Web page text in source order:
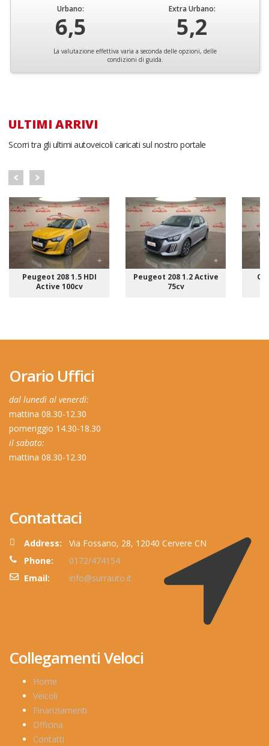
Urbano:
6,5
Extra Urbano:
5,2
La valutazione effettiva varia a seconda delle opzioni, delle
condizioni di guida.
ULTIMI ARRIVI
Scorri tra gli ultimi autoveicoli caricati sul nostro portale
Peugeot 208 1.5 HDI
Active 100cv
Peugeot 208 1.2 Active
75cv
Orario Uffici
dal lunedì al venerdì:
mattina 08.30-12.30
pomeriggio 14.30-18.30
il sabato:
mattina 08.30-12.30
Contattaci
Address:
Via Fossano, 28, 12040 Cervere CN
Phone:
0172/474154
Email:
info@surrauto.it
Collegamenti Veloci
Home
Veicoli
Finanziamenti
Officina
Contatti